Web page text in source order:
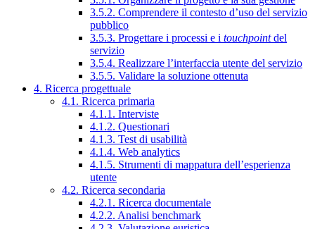
3.5.2. Comprendere il contesto d’uso del servizio
pubblico
3.5.3. Progettare i processi e i touchpointdel
servizio
3.5.4. Realizzare l’interfaccia utente del servizio
3.5.5. Validare la soluzione ottenuta
4. Ricerca progettuale
4.1. Ricerca primaria
4.1.1. Interviste
4.1.2. Questionari
4.1.3. Test di usabilità
4.1.4. Web analytics
4.1.5. Strumenti di mappatura dell’esperienza
utente
4.2. Ricerca secondaria
4.2.1. Ricerca documentale
4.2.2. Analisi benchmark